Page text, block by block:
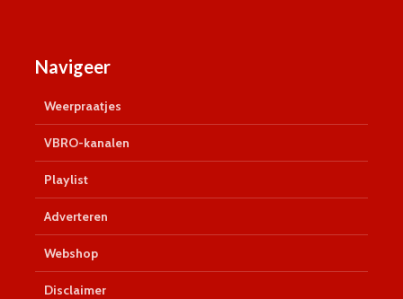
Navigeer
Weerpraatjes
VBRO-kanalen
Playlist
Adverteren
Webshop
Disclaimer